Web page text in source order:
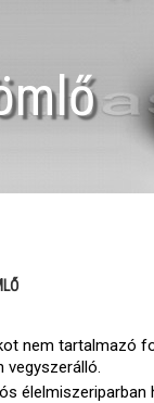
nem tartalmazó